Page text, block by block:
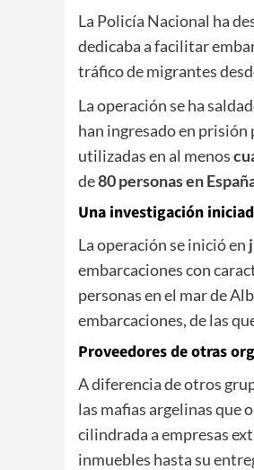
La Policía Nacional ha
dedicaba a facilitar
tráfico de migrantes
La operación se ha
han ingresado en
utilizadas en al menos
de80 personas en
Una investigación
La operación se inició en
embarcaciones con
personas en el mar de
embarcaciones, de las
Proveedores de otras
A diferencia de otros
las mafias argelinas que
cilindrada a empresas
inmuebles hasta su